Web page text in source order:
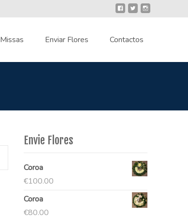
Missas Enviar Flores Contactos
Envie Flores
Coroa
€100.00
Coroa
€80.00